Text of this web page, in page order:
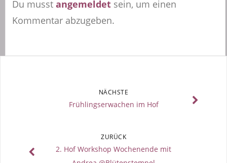
Du musst angemeldetsein, um einen
Kommentar abzugeben.
NÄCHSTE
Frühlingserwachen im Hof
ZURÜCK
2. Hof Workshop Wochenende mit